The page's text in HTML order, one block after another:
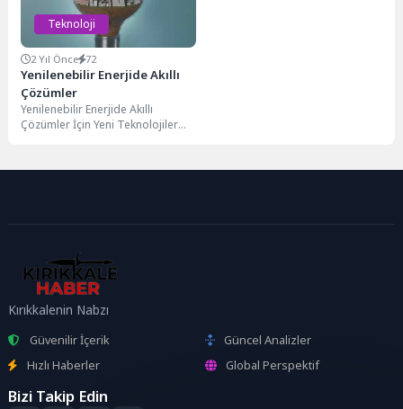
Teknoloji
2 Yıl Önce 72
Yenilenebilir Enerjide Akıllı
Çözümler
Yenilenebilir Enerjide Akıllı
Çözümler İçin Yeni Teknolojiler
amacıyla birçok...
Kırıkkalenin Nabzı
Güvenilir İçerik
Güncel Analizler
Hızlı Haberler
Global Perspektif
Bizi Takip Edin